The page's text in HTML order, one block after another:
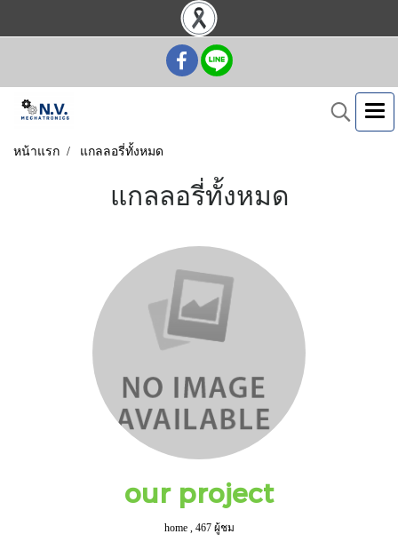
หน้าแรก แกลลอรี่ทั้งหมด
แกลลอรี่ทั้งหมด
our project
home, 467 ผู้ชม